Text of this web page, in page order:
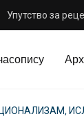
Упутство за